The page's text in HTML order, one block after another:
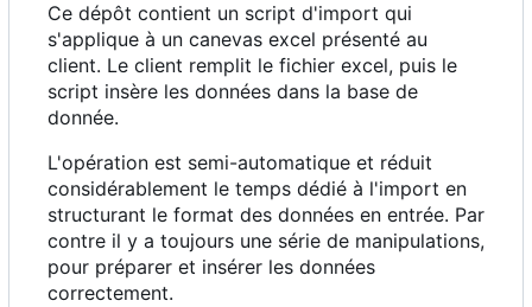
Ce dépôt contient un script d'import qui
s'applique à un canevas excel présenté au
client. Le client remplit le fichier excel, puis le
script insère les données dans la base de
donnée.
L'opération est semi-automatique et réduit
considérablement le temps dédié à l'import en
structurant le format des données en entrée. Par
contre il y a toujours une série de manipulations,
pour préparer et insérer les données
correctement.